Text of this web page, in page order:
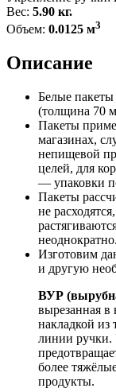
Вес: 5.90 кг.
Объем: 0.0125 м3
Описание
Белые
(толщина 70
Пакеты
магазинах,
непищевой
целей, для
— упаковки
Пакеты
не
неоднократно.
Изготовим
и другую
ВУР
вырезанная в
накладкой
линии ручки.
более
продукты.